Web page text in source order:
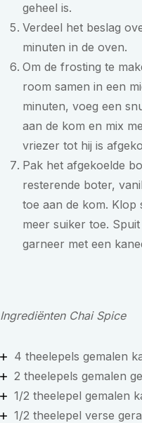
geheel is.
Verdeel het beslag
minuten in de oven.
Om de frosting te
room samen in een
minuten, voeg een
aan de kom en mix
vriezer tot hij is
Pak het afgekoelde
resterende boter,
toe aan de kom. Klop
meer suiker toe.
garneer met een
Ingrediënten Chai Spice
4 theelepels gemalen
2 theelepels gemalen
1/2 theelepel gemalen
1/2 theelepel verse